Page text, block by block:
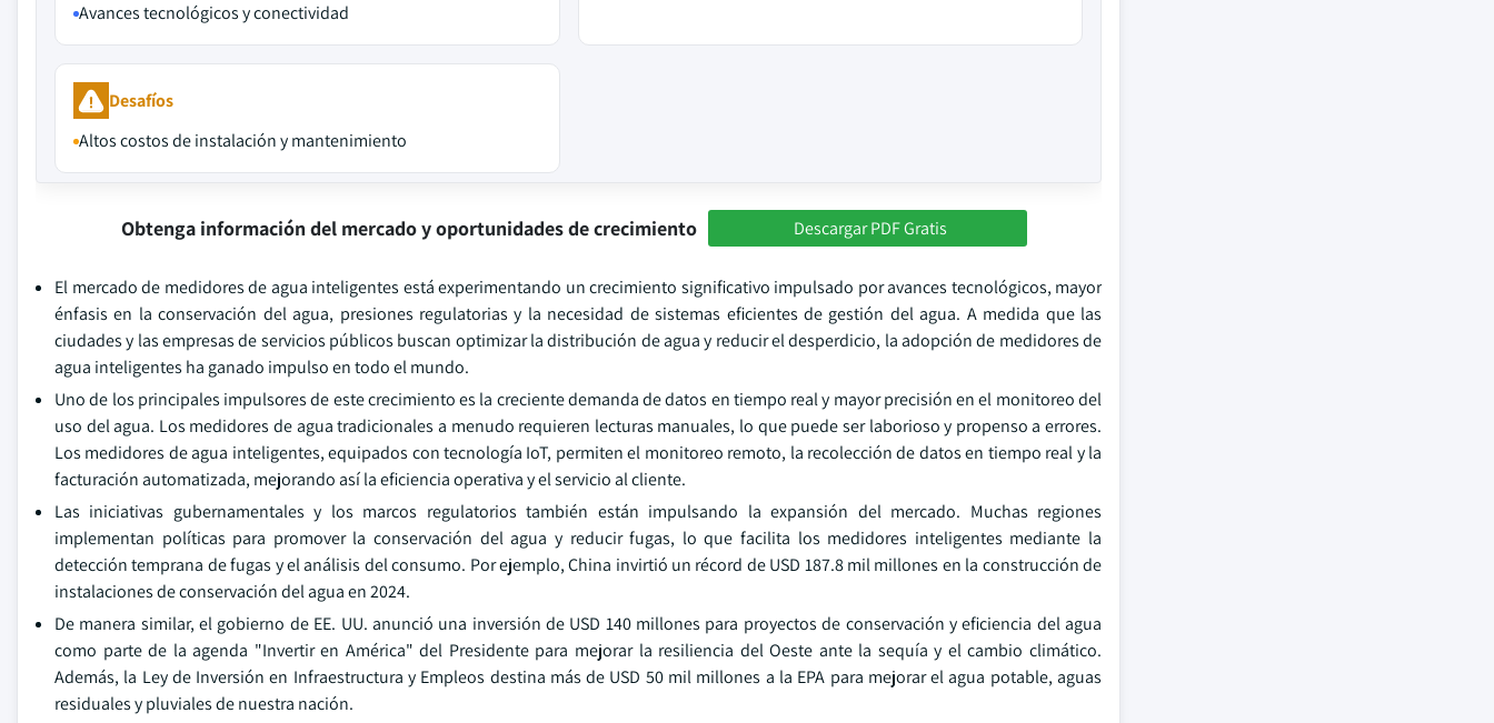
Avances tecnológicos y conectividad
Desafíos
Altos costos de instalación y mantenimiento
Obtenga información del mercado y oportunidades de crecimiento Descargar PDF Gratis
El mercado de medidores de agua inteligentes está experimentando un crecimiento significativo impulsado por avances tecnológicos, mayor
énfasis en la conservación del agua, presiones regulatorias y la necesidad de sistemas eficientes de gestión del agua. A medida que las
ciudades y las empresas de servicios públicos buscan optimizar la distribución de agua y reducir el desperdicio, la adopción de medidores de
agua inteligentes ha ganado impulso en todo el mundo.
Uno de los principales impulsores de este crecimiento es la creciente demanda de datos en tiempo real y mayor precisión en el monitoreo del
uso del agua. Los medidores de agua tradicionales a menudo requieren lecturas manuales, lo que puede ser laborioso y propenso a errores.
Los medidores de agua inteligentes, equipados con tecnología IoT, permiten el monitoreo remoto, la recolección de datos en tiempo real y la
facturación automatizada, mejorando así la eficiencia operativa y el servicio al cliente.
Las iniciativas gubernamentales y los marcos regulatorios también están impulsando la expansión del mercado. Muchas regiones
implementan políticas para promover la conservación del agua y reducir fugas, lo que facilita los medidores inteligentes mediante la
detección temprana de fugas y el análisis del consumo. Por ejemplo, China invirtió un récord de USD 187.8 mil millones en la construcción de
instalaciones de conservación del agua en 2024.
De manera similar, el gobierno de EE. UU. anunció una inversión de USD 140 millones para proyectos de conservación y eficiencia del agua
como parte de la agenda "Invertir en América" del Presidente para mejorar la resiliencia del Oeste ante la sequía y el cambio climático.
Además, la Ley de Inversión en Infraestructura y Empleos destina más de USD 50 mil millones a la EPA para mejorar el agua potable, aguas
residuales y pluviales de nuestra nación.